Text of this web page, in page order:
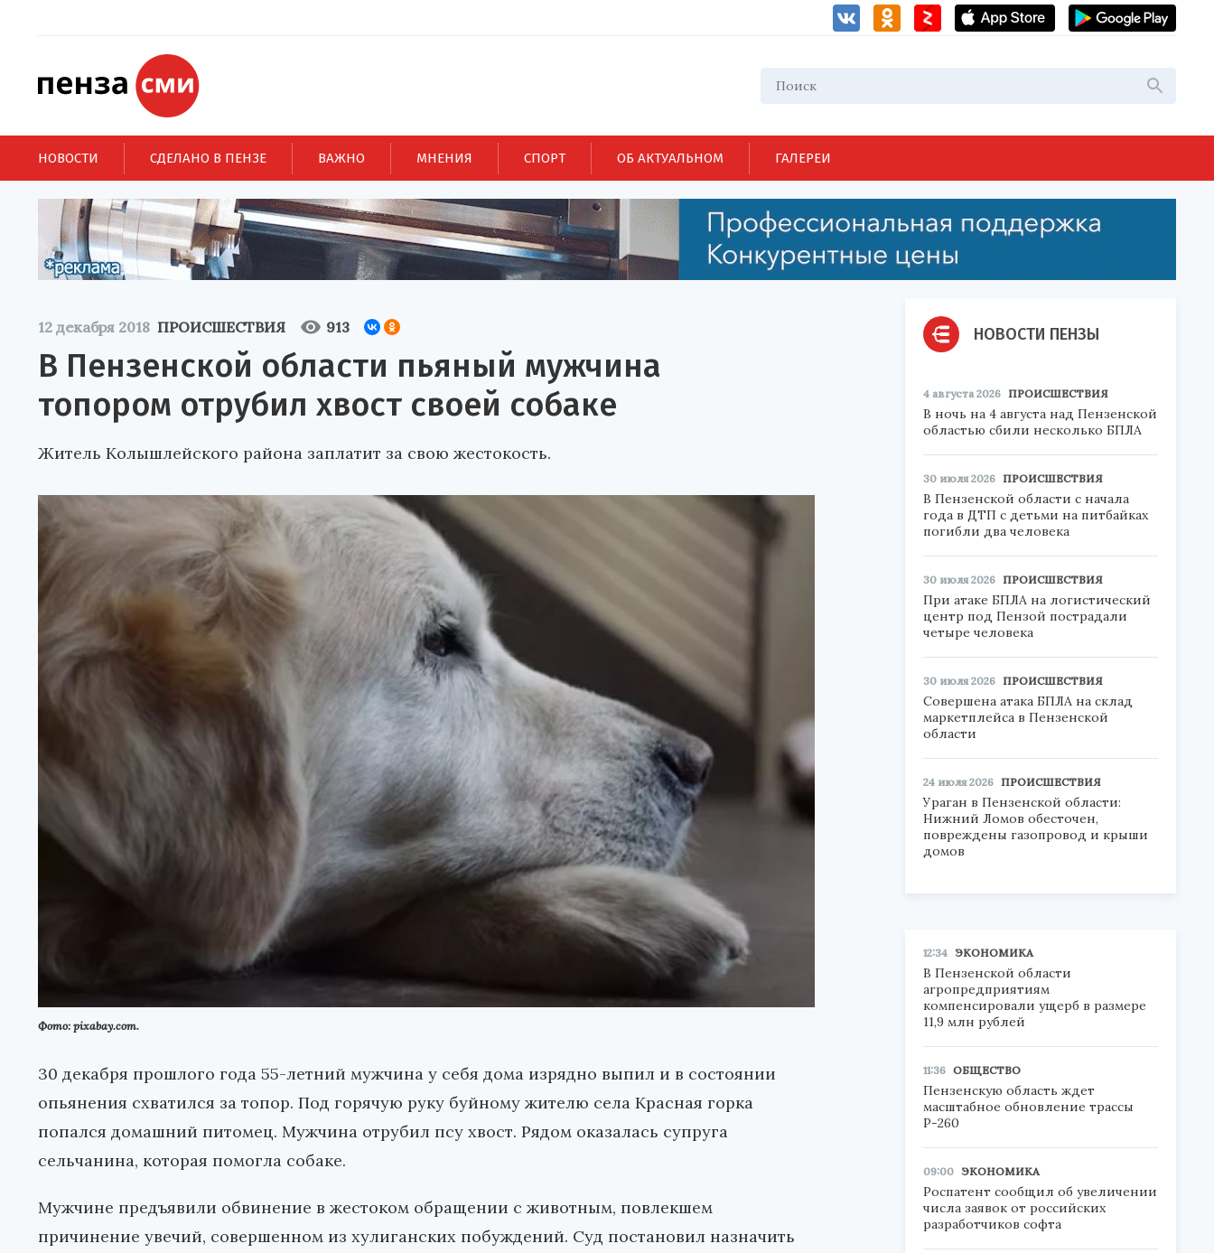
НОВОСТИ СДЕЛАНО В ПЕНЗЕ ВАЖНО МНЕНИЯ СПОРТ ОБ АКТУАЛЬНОМ ГАЛЕРЕИ
12 декабря 2018 ПРОИСШЕСТВИЯ 913
В Пензенской области пьяный мужчина
топором отрубил хвост своей собаке
Житель Колышлейского района заплатит за свою жестокость.
Фото: pixabay.com.
30 декабря прошлого года 55-летний мужчина у себя дома изрядно выпил и в состоянии
опьянения схватился за топор. Под горячую руку буйному жителю села Красная горка
попался домашний питомец. Мужчина отрубил псу хвост. Рядом оказалась супруга
сельчанина, которая помогла собаке.
Мужчине предъявили обвинение в жестоком обращении с животным, повлекшем
причинение увечий, совершенном из хулиганских побуждений. Суд постановил назначить
НОВОСТИ ПЕНЗЫ
4 августа 2026 ПРОИСШЕСТВИЯ
В ночь на 4 августа над Пензенской
областью сбили несколько БПЛА
30 июля 2026 ПРОИСШЕСТВИЯ
В Пензенской области с начала
года в ДТП с детьми на питбайках
погибли два человека
30 июля 2026 ПРОИСШЕСТВИЯ
При атаке БПЛА на логистический
центр под Пензой пострадали
четыре человека
30 июля 2026 ПРОИСШЕСТВИЯ
Совершена атака БПЛА на склад
маркетплейса в Пензенской
области
24 июля 2026 ПРОИСШЕСТВИЯ
Ураган в Пензенской области:
Нижний Ломов обесточен,
повреждены газопровод и крыши
домов
12:34 ЭКОНОМИКА
В Пензенской области
агропредприятиям
компенсировали ущерб в размере
11,9 млн рублей
11:36 ОБЩЕСТВО
Пензенскую область ждет
масштабное обновление трассы
Р-260
09:00 ЭКОНОМИКА
Роспатент сообщил об увеличении
числа заявок от российских
разработчиков софта